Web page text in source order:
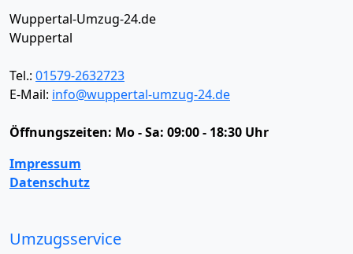
Wuppertal-Umzug-24.de
Wuppertal
Tel.: 01579-2632723
E-Mail: info@wuppertal-umzug-24.de
Öffnungszeiten: Mo - Sa: 09:00 - 18:30 Uhr
Impressum
Datenschutz
Umzugsservice